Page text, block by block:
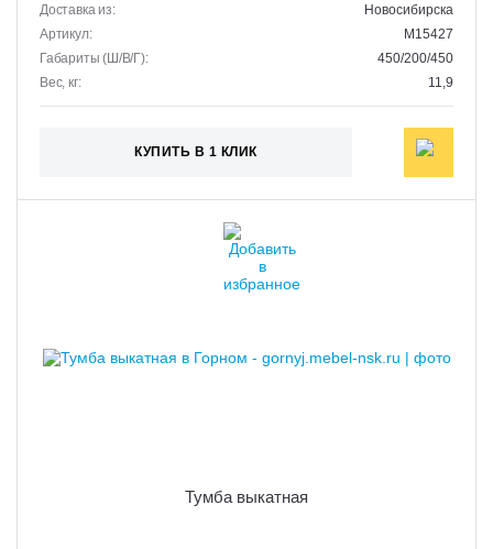
Доставка из:
Новосибирска
Артикул:
M15427
Габариты (Ш/В/Г):
450/200/450
Вес, кг:
11,9
КУПИТЬ В 1 КЛИК
Тумба выкатная